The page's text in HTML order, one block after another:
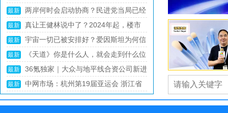
最新 首富王健林贴身女秘书：年薪百万月休
15天，为什么只有大专学历？
最新 如今，她已经成为了中国影视圈的一位
重要人物，备受人们的喜爱和关注。
最新 2023澳康达世界名车展6月14日澎湃启
幕！一站逛遍全球好车，3000台准新车半价
就购了！
最新 现代化产业体系建设迈出新步伐（推动
经济实现质的有效提升和量的合理增长
最新 中美防长在香格里拉对话会开幕晚宴上
握手
最新 黄晓明新恋情曝光!新女友正面照曝
光，曾跟baby合影夸赞其好看